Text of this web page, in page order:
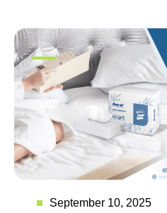
September 10, 2025